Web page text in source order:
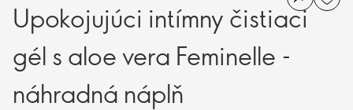
Upokojujúci intímny čistiaci
gél s aloe vera Feminelle -
náhradná náplň